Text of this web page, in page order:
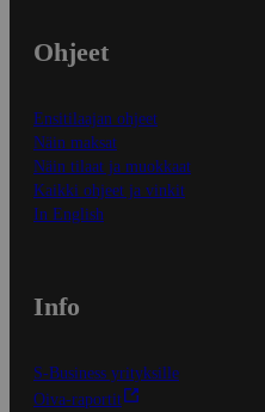
Ohjeet
Ensitilaajan ohjeet
Näin maksat
Näin tilaat ja muokkaat
Kaikki ohjeet ja vinkit
In English
Info
S-Business yrityksille
Oiva-raportit